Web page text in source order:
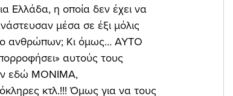
Ελλάδα, η οποία δεν έχει να
μέσα σε έξι μόλις
ανθρώπων; Κι όμως… ΑΥΤΟ
αυτούς τους
εδώ ΜΟΝΙΜΑ,
κτλ.!!! Όμως για να τους